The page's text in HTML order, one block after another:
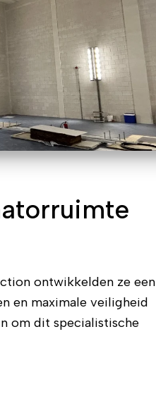
ontwikkelden ze een
en maximale veiligheid
om dit specialistische